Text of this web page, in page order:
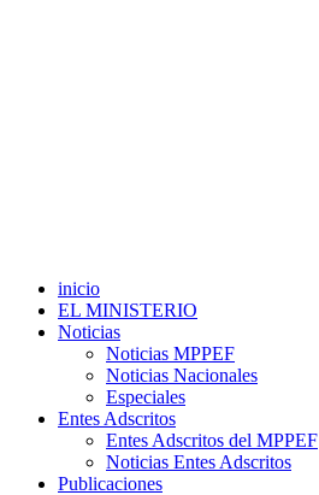
inicio
EL MINISTERIO
Noticias
Noticias MPPEF
Noticias Nacionales
Especiales
Entes Adscritos
Entes Adscritos del MPPEF
Noticias Entes Adscritos
Publicaciones